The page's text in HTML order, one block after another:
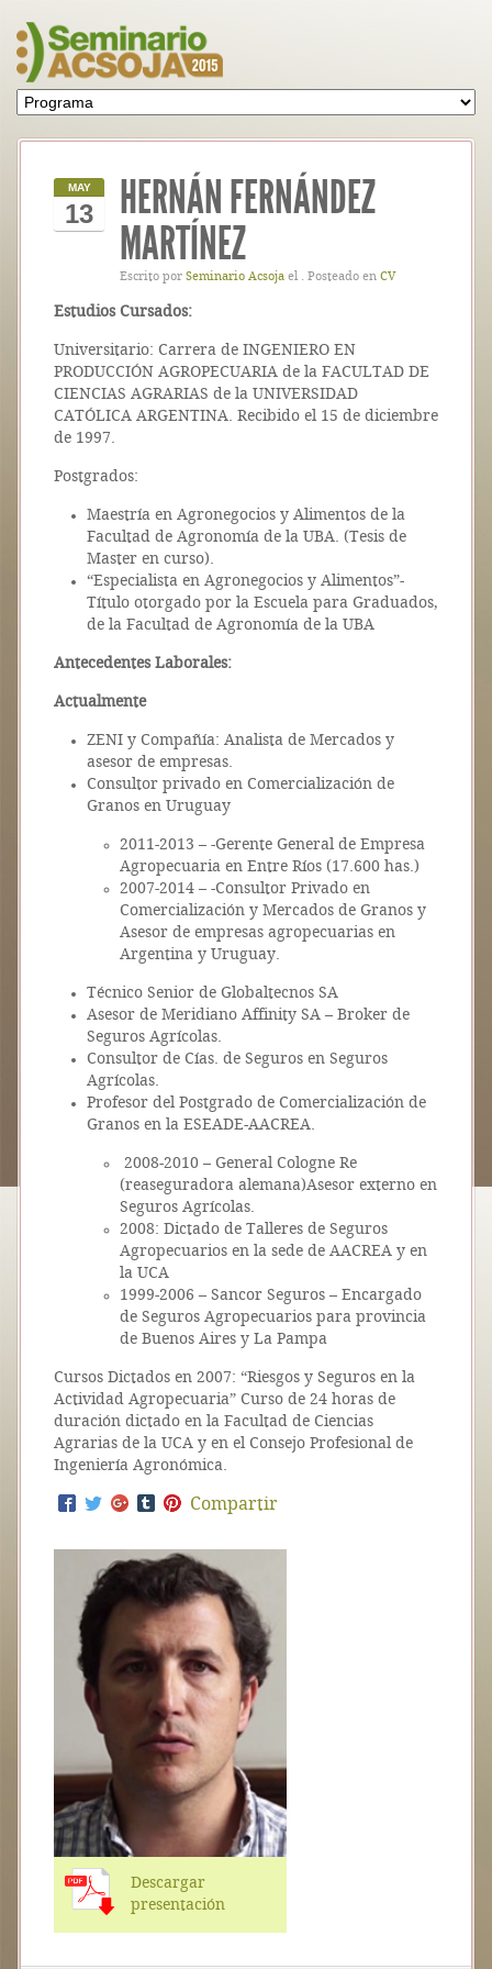
MAY
13
HERNÁN FERNÁNDEZ
MARTÍNEZ
Escrito por Seminario Acsoja el . Posteado en CV
Estudios Cursados:
Universitario: Carrera de INGENIERO EN
PRODUCCIÓN AGROPECUARIA de la FACULTAD DE
CIENCIAS AGRARIAS de la UNIVERSIDAD
CATÓLICA ARGENTINA. Recibido el 15 de diciembre
de 1997.
Postgrados:
Maestría en Agronegocios y Alimentos de la
Facultad de Agronomía de la UBA. (Tesis de
Master en curso).
“Especialista en Agronegocios y Alimentos”-
Título otorgado por la Escuela para Graduados,
de la Facultad de Agronomía de la UBA
Antecedentes Laborales:
Actualmente
ZENI y Compañía: Analista de Mercados y
asesor de empresas.
Consultor privado en Comercialización de
Granos en Uruguay
2011-2013 – -Gerente General de Empresa
Agropecuaria en Entre Ríos (17.600 has.)
2007-2014 – -Consultor Privado en
Comercialización y Mercados de Granos y
Asesor de empresas agropecuarias en
Argentina y Uruguay.
Técnico Senior de Globaltecnos SA
Asesor de Meridiano Affinity SA – Broker de
Seguros Agrícolas.
Consultor de Cías. de Seguros en Seguros
Agrícolas.
Profesor del Postgrado de Comercialización de
Granos en la ESEADE-AACREA.
2008-2010 – General Cologne Re
(reaseguradora alemana)Asesor externo en
Seguros Agrícolas.
2008: Dictado de Talleres de Seguros
Agropecuarios en la sede de AACREA y en
la UCA
1999-2006 – Sancor Seguros – Encargado
de Seguros Agropecuarios para provincia
de Buenos Aires y La Pampa
Cursos Dictados en 2007: “Riesgos y Seguros en la
Actividad Agropecuaria” Curso de 24 horas de
duración dictado en la Facultad de Ciencias
Agrarias de la UCA y en el Consejo Profesional de
Ingeniería Agronómica.
Compartir
Descargar
presentación